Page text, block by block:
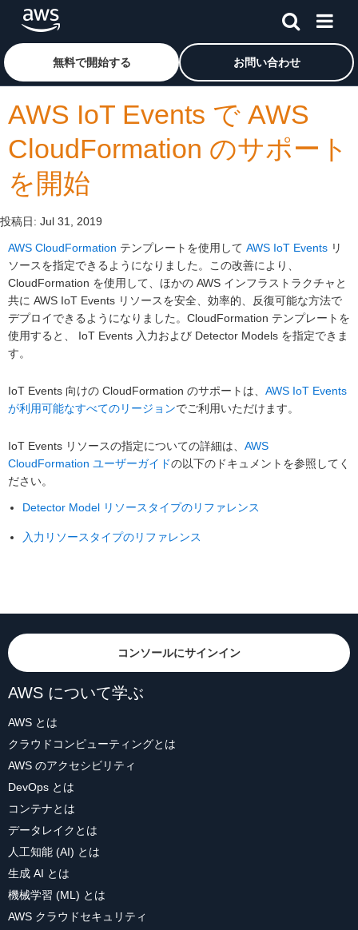
メインコンテンツに移動
アマゾン ウェブ サービスのホームページに戻るには、こ
無料で開始する お問い合わせ
AWS IoT Events で AWS
CloudFormation のサポート
を開始
投稿日: Jul 31, 2019
AWS CloudFormation テンプレートを使用して AWS IoT Events リ
ソースを指定できるようになりました。この改善により、
CloudFormation を使用して、ほかの AWS インフラストラクチャと
共に AWS IoT Events リソースを安全、効率的、反復可能な方法で
デプロイできるようになりました。CloudFormation テンプレートを
使用すると、 IoT Events 入力および Detector Models を指定できま
す。
IoT Events 向けの CloudFormation のサポートは、 AWS IoT Events
が利用可能なすべてのリージョンでご利用いただけます。
IoT Events リソースの指定についての詳細は、 AWS
CloudFormation ユーザーガイドの以下のドキュメントを参照してく
ださい。
Detector Model リソースタイプのリファレンス
入力リソースタイプのリファレンス
コンソールにサインイン
AWS について学ぶ
AWS とは
クラウドコンピューティングとは
AWS のアクセシビリティ
DevOps とは
コンテナとは
データレイクとは
人工知能 (AI) とは
生成 AI とは
機械学習 (ML) とは
AWS クラウドセキュリティ